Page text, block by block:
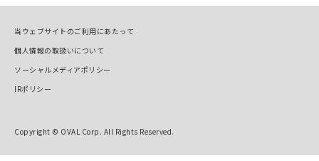
当ウェブサイトのご利用にあたって
個人情報の取扱いについて
ソーシャルメディアポリシー
IRポリシー
Copyright © OVAL Corp. All Rights Reserved.